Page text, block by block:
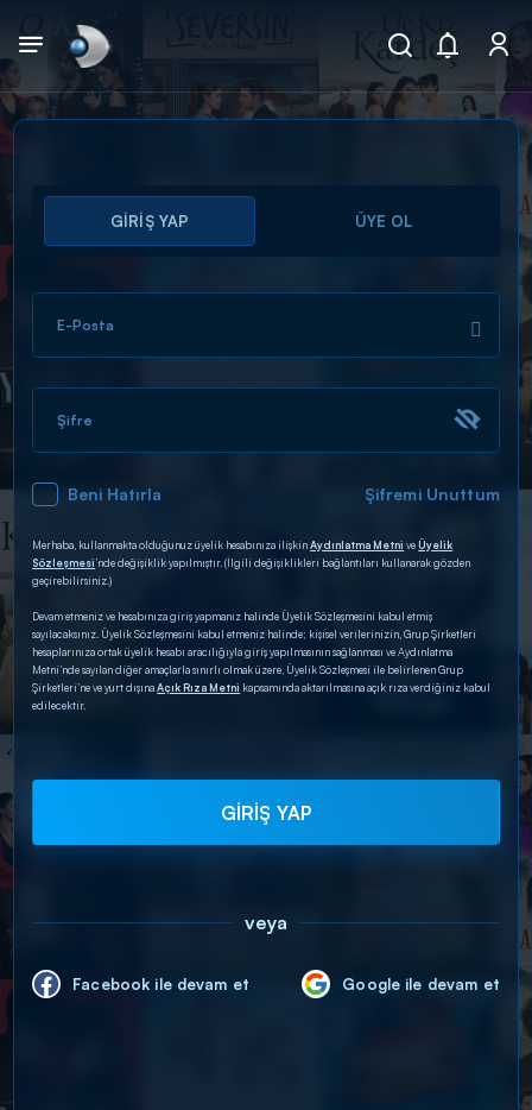
Arama
ARAMA SONUÇLARI
DİĞER SONUÇLAR
GİRİŞ YAP ÜYE OL
E-Posta
Şifre
Beni Hatırla Şifremi Unuttum
Merhaba, kullanmakta olduğunuz üyelik hesabınıza ilişkinAydınlatma Metni veÜyelik
Sözleşmesi’nde değişiklik yapılmıştır. (İlgili değişiklikleri bağlantıları kullanarak gözden
geçirebilirsiniz.)
Devam etmeniz ve hesabınıza giriş yapmanız halinde Üyelik Sözleşmesini kabul etmiş
sayılacaksınız. Üyelik Sözleşmesini kabul etmeniz halinde; kişisel verilerinizin, Grup Şirketleri
hesaplarınıza ortak üyelik hesabı aracılığıyla giriş yapılmasının sağlanması ve Aydınlatma
Metni’nde sayılan diğer amaçlarla sınırlı olmak üzere, Üyelik Sözleşmesi ile belirlenen Grup
Şirketleri’ne ve yurt dışınaAçık Rıza Metni kapsamında aktarılmasına açık rıza verdiğiniz kabul
edilecektir.
GİRİŞ YAP
veya
Facebook ile devam et Google ile devam et